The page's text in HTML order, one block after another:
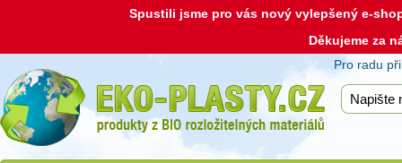
Spustili jsme pro vás nový vylepšený e-
Děkujeme za
Pro radu